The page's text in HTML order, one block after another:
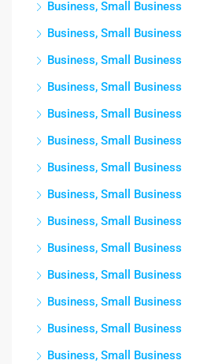
Business, Small Business
Business, Small Business
Business, Small Business
Business, Small Business
Business, Small Business
Business, Small Business
Business, Small Business
Business, Small Business
Business, Small Business
Business, Small Business
Business, Small Business
Business, Small Business
Business, Small Business
Business, Small Business